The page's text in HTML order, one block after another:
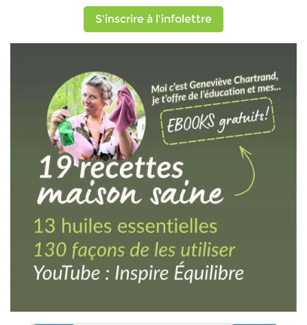
S'inscrire à l'infolettre